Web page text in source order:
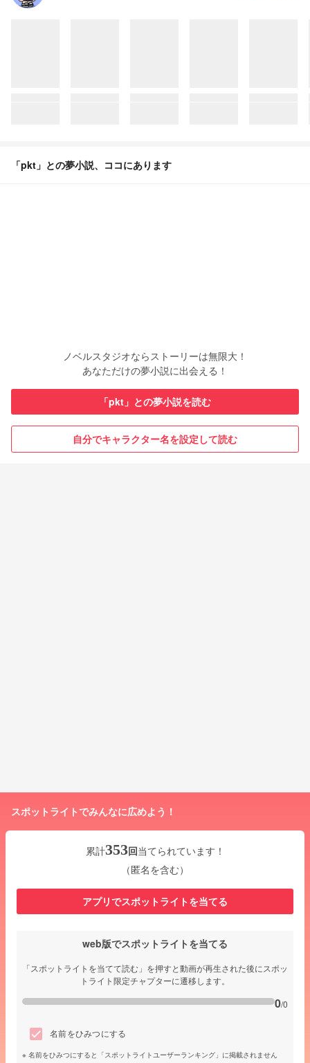
「pkt」との夢小説、ココにあります
ノベルスタジオならストーリーは無限大！
あなただけの夢小説に出会える！
「pkt」との夢小説を読む
自分でキャラクター名を設定して読む
スポットライトでみんなに広めよう！
累計353回当てられています！
（匿名を含む）
アプリでスポットライトを当てる
web版でスポットライトを当てる
「スポットライトを当てて読む」を押すと動画が再生された後にスポッ
トライト限定チャプターに遷移します。
0/0
名前をひみつにする
名前をひみつにすると「スポットライトユーザーランキング」に掲載されません